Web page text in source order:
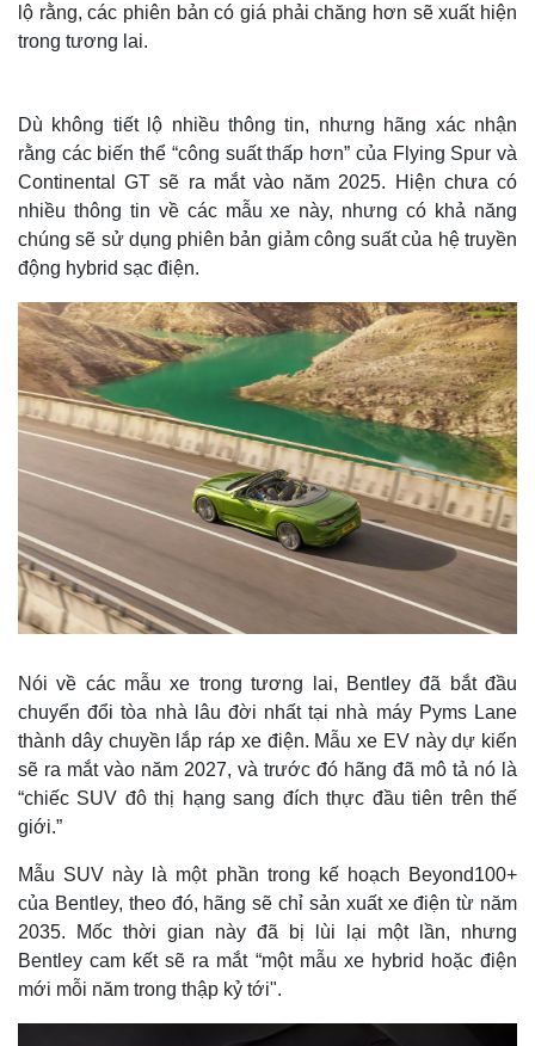
Thế giới
Quan sát
Cuộc sống đó đây
Hồ sơ
Video
Ảnh
E-Magazine
Infographic
lộ rằng, các phiên bản có giá phải chăng hơn sẽ xuất hiện
trong tương lai.
Dù không tiết lộ nhiều thông tin, nhưng hãng xác nhận
rằng các biến thể “công suất thấp hơn” của Flying Spur và
Continental GT sẽ ra mắt vào năm 2025. Hiện chưa có
nhiều thông tin về các mẫu xe này, nhưng có khả năng
chúng sẽ sử dụng phiên bản giảm công suất của hệ truyền
động hybrid sạc điện.
Nói về các mẫu xe trong tương lai, Bentley đã bắt đầu
chuyển đổi tòa nhà lâu đời nhất tại nhà máy Pyms Lane
thành dây chuyền lắp ráp xe điện. Mẫu xe EV này dự kiến
sẽ ra mắt vào năm 2027, và trước đó hãng đã mô tả nó là
“chiếc SUV đô thị hạng sang đích thực đầu tiên trên thế
giới.”
Mẫu SUV này là một phần trong kế hoạch Beyond100+
của Bentley, theo đó, hãng sẽ chỉ sản xuất xe điện từ năm
2035. Mốc thời gian này đã bị lùi lại một lần, nhưng
Bentley cam kết sẽ ra mắt “một mẫu xe hybrid hoặc điện
mới mỗi năm trong thập kỷ tới".